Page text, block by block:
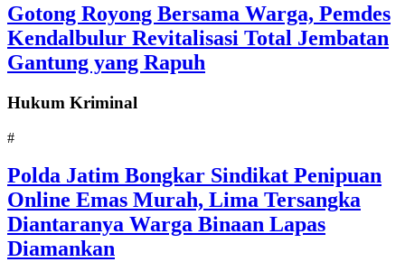
Gotong Royong Bersama Warga, Pemdes
Kendalbulur Revitalisasi Total Jembatan
Gantung yang Rapuh
Hukum Kriminal
#
Polda Jatim Bongkar Sindikat Penipuan
Online Emas Murah, Lima Tersangka
Diantaranya Warga Binaan Lapas
Diamankan